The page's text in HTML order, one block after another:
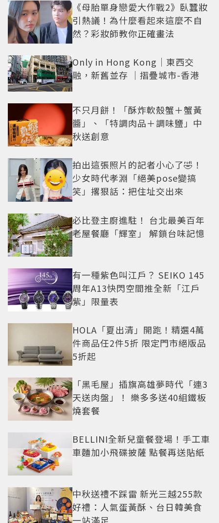
《母胎單身戀愛大作戰2》臥蠶妝
引熱議！為什麼看起來這麼不自
然？彩妝師教你正確畫法
Only in Hong Kong｜東西交
融，新舊並存 ｜摺疊城市-香港
不只月餅！「酥炸軟殼蟹＋蟹黃
醬」、「特調肉品＋調味鹽」中
秋送創意
拍出這張照片的記者小心了🤣！
少女時代孝淵「絕美pose變搞
笑」撂狠話：把住址交出來
必比登主廚進駐！ 台北最美百年
老屋餐廳「輝室」 解鎖台味記憶
有一種紫色叫江戶？ SEIKO 145
周年A13快閃空間推全新「江戶
紫」限量表
HOLA「夏出清」開跑！精選4萬
件商品任2件5折 限定門市絕版品
5折起
「黑毛屋」插旗高雄夢時代「連3
天送肉盤」！ 樂多多送40組鐵板
燒套餐
BELLINI全新兒童餐登場！手工車
車麵加小飛碟披薩 點餐再送貼紙
中秋送禮不踩雷 新光三越255款
好禮：人氣蛋黃酥、台日韓美食
一站滿足